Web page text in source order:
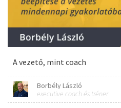
A vezető, mint coach
Borbély László
executive coach és tréner